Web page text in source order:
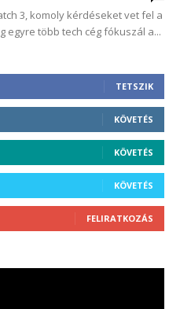
3, komoly kérdéseket vet fel a
egyre több tech cég fókuszál a...
TETSZIK
KÖVETÉS
KÖVETÉS
KÖVETÉS
FELIRATKOZÁS